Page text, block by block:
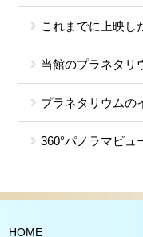
これまでに上映し
当館のプラネタリ
プラネタリウムの
360°パノラマビュ
HOME